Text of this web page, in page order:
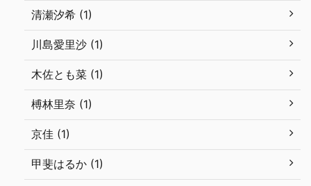
清瀬汐希 (1)
川島愛里沙 (1)
木佐とも菜 (1)
榑林里奈 (1)
京佳 (1)
甲斐はるか (1)